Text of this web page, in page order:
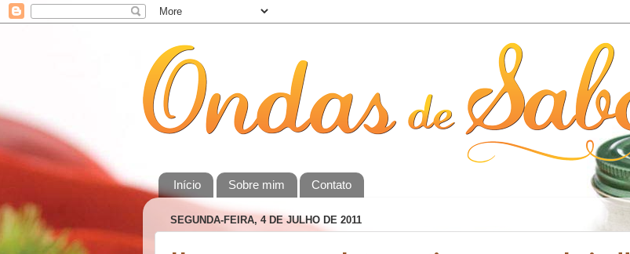
Início Sobre mim Contato
SEGUNDA-FEIRA, 4 DE JULHO DE 2011